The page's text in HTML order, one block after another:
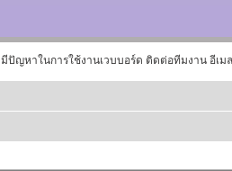
มีปัญหาในการใช้งานเวบบอร์ด ติดต่อทีมงาน อีเม